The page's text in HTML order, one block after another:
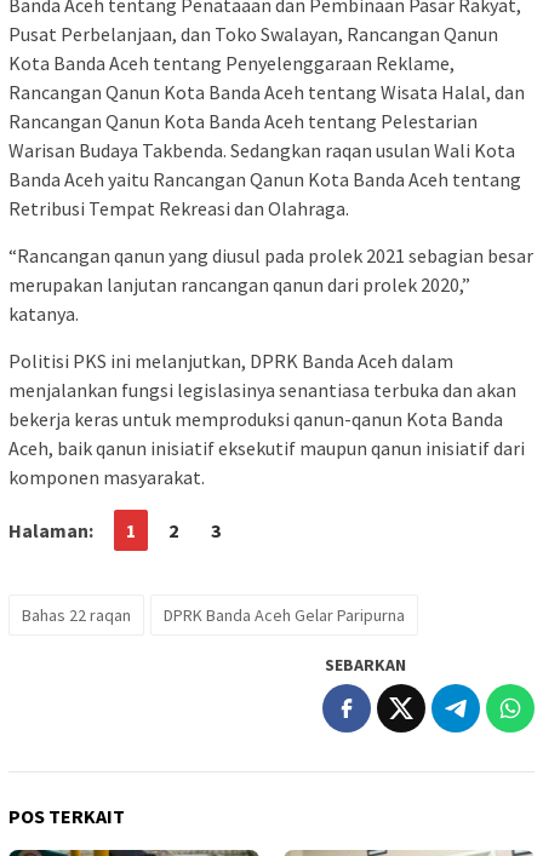
Banda Aceh tentang Penataaan dan Pembinaan Pasar Rakyat,
Pusat Perbelanjaan, dan Toko Swalayan, Rancangan Qanun
Kota Banda Aceh tentang Penyelenggaraan Reklame,
Rancangan Qanun Kota Banda Aceh tentang Wisata Halal, dan
Rancangan Qanun Kota Banda Aceh tentang Pelestarian
Warisan Budaya Takbenda. Sedangkan raqan usulan Wali Kota
Banda Aceh yaitu Rancangan Qanun Kota Banda Aceh tentang
Retribusi Tempat Rekreasi dan Olahraga.
“Rancangan qanun yang diusul pada prolek 2021 sebagian besar
merupakan lanjutan rancangan qanun dari prolek 2020,”
katanya.
Politisi PKS ini melanjutkan, DPRK Banda Aceh dalam
menjalankan fungsi legislasinya senantiasa terbuka dan akan
bekerja keras untuk memproduksi qanun-qanun Kota Banda
Aceh, baik qanun inisiatif eksekutif maupun qanun inisiatif dari
komponen masyarakat.
Halaman: 1 2 3
Bahas 22 raqan DPRK Banda Aceh Gelar Paripurna
SEBARKAN
POS TERKAIT